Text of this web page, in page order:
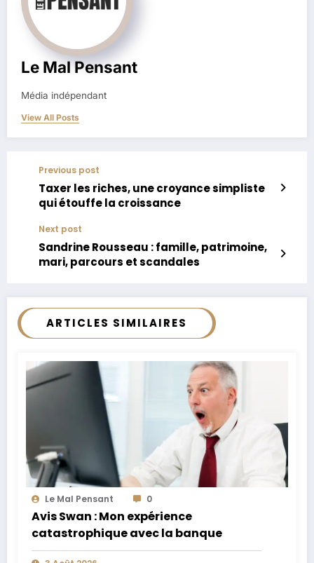
Le Mal Pensant
Média indépendant
View All Posts
Previous post
Taxer les riches, une croyance simpliste
qui étouffe la croissance
Next post
Sandrine Rousseau : famille, patrimoine,
mari, parcours et scandales
ARTICLES SIMILAIRES
Le Mal Pensant 0
Avis Swan : Mon expérience
catastrophique avec la banque